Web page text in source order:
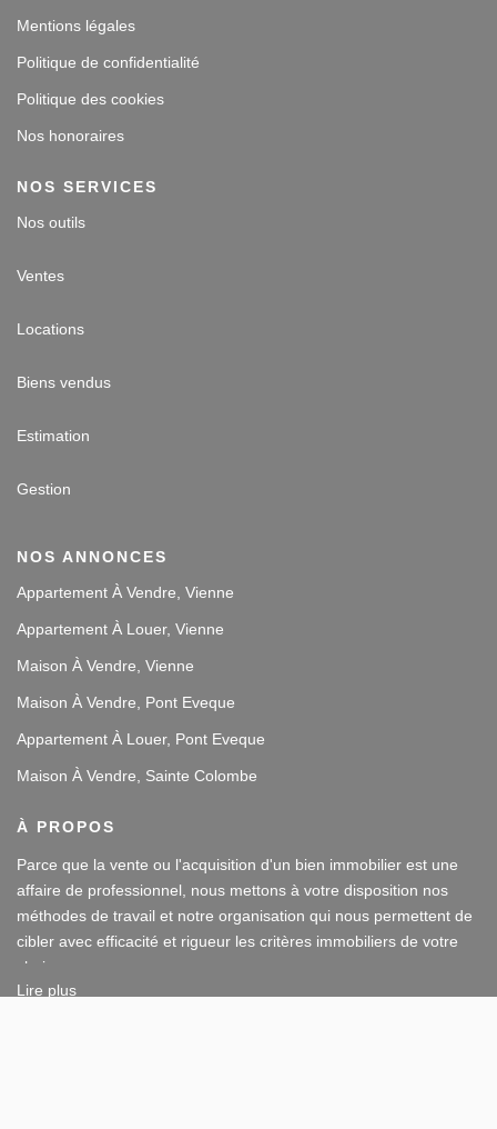
Mentions légales
Politique de confidentialité
Politique des cookies
Nos honoraires
NOS SERVICES
Nos outils
Ventes
Locations
Biens vendus
Estimation
Gestion
NOS ANNONCES
Appartement À Vendre, Vienne
Appartement À Louer, Vienne
Maison À Vendre, Vienne
Maison À Vendre, Pont Eveque
Appartement À Louer, Pont Eveque
Maison À Vendre, Sainte Colombe
À PROPOS
Parce que la vente ou l'acquisition d'un bien immobilier est une
affaire de professionnel, nous mettons à votre disposition nos
méthodes de travail et notre organisation qui nous permettent de
cibler avec efficacité et rigueur les critères immobiliers de votre
choix.
Lire plus